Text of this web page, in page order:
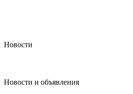
Новости
Новости и объявления